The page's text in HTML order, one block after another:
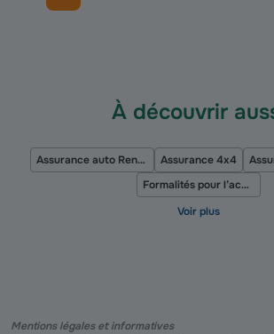
À découvrir
Assurance auto Renault Assurance 4x4
Formalités pour l’achat d’une voiture d’occasion
Mentions légales et informatives